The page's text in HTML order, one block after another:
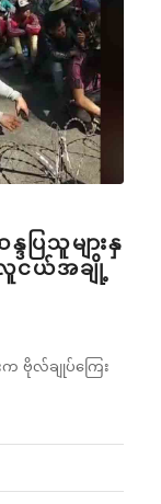
ြသူများနှ
လူငယ်အချို့
ဗိုလ်ချုပ်ကြေး